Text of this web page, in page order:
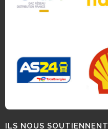
ILS NOUS SOUTIENNENT